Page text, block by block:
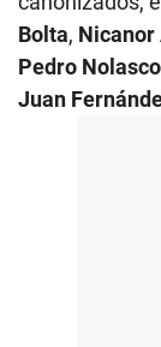
Bolta, Nicanor
Pedro
Juan